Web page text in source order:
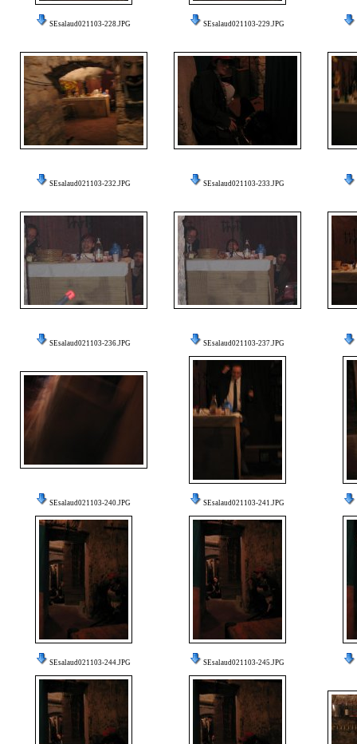
SEsalaud021103-228.JPG SEsalaud021103-229.JPG
SEsalaud021103-232.JPG SEsalaud021103-233.JPG
SEsalaud021103-236.JPG SEsalaud021103-237.JPG
SEsalaud021103-240.JPG SEsalaud021103-241.JPG
SEsalaud021103-244.JPG SEsalaud021103-245.JPG